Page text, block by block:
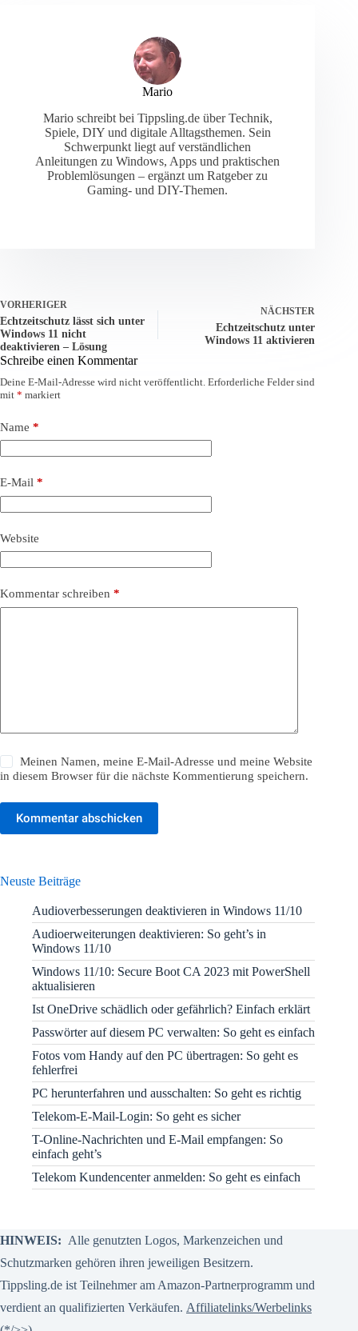
Mario
Mario schreibt bei Tippsling.de über Technik,
Spiele, DIY und digitale Alltagsthemen. Sein
Schwerpunkt liegt auf verständlichen
Anleitungen zu Windows, Apps und praktischen
Problemlösungen – ergänzt um Ratgeber zu
Gaming- und DIY-Themen.
VORHERIGER
Echtzeitschutz lässt sich unter
Windows 11 nicht
deaktivieren – Lösung
NÄCHSTER
Echtzeitschutz unter
Windows 11 aktivieren
Schreibe einen Kommentar
Deine E-Mail-Adresse wird nicht veröffentlicht. Erforderliche Felder sind
mit * markiert
Name *
E-Mail *
Website
Kommentar schreiben *
Meinen Namen, meine E-Mail-Adresse und meine Website
in diesem Browser für die nächste Kommentierung speichern.
Kommentar abschicken
Neuste Beiträge
Audioverbesserungen deaktivieren in Windows 11/10
Audioerweiterungen deaktivieren: So geht’s in
Windows 11/10
Windows 11/10: Secure Boot CA 2023 mit PowerShell
aktualisieren
Ist OneDrive schädlich oder gefährlich? Einfach erklärt
Passwörter auf diesem PC verwalten: So geht es einfach
Fotos vom Handy auf den PC übertragen: So geht es
fehlerfrei
PC herunterfahren und ausschalten: So geht es richtig
Telekom-E-Mail-Login: So geht es sicher
T-Online-Nachrichten und E-Mail empfangen: So
einfach geht’s
Telekom Kundencenter anmelden: So geht es einfach
HINWEIS: Alle genutzten Logos, Markenzeichen und
Schutzmarken gehören ihren jeweiligen Besitzern.
Tippsling.de ist Teilnehmer am Amazon-Partnerprogramm und
verdient an qualifizierten Verkäufen. Affiliatelinks/Werbelinks